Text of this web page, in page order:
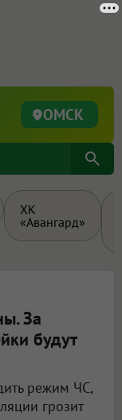
ОМСК
ХК
«Авангард»
За
будут
режим ЧС,
грозит